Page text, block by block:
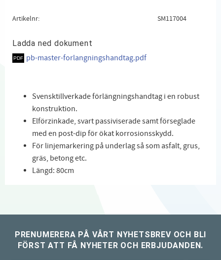
Artikelnr SM117004
Ladda ned dokument
pb-master-forlangningshandtag.pdf
Svensktillverkade förlängningshandtag i en robust
konstruktion.
Elförzinkade, svart passiviserade samt förseglade
med en post-dip för ökat korrosionsskydd.
För linjemarkering på underlag så som asfalt, grus,
gräs, betong etc.
Längd: 80cm
PRENUMERERA PÅ VÅRT NYHETSBREV OCH BLI
FÖRST ATT FÅ NYHETER OCH ERBJUDANDEN.